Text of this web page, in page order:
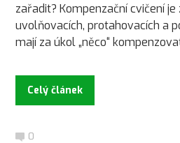
zařadit? Kompenzační cvičení
uvolňovacích, protahovacích a
mají za úkol „něco“
Celý článek
0